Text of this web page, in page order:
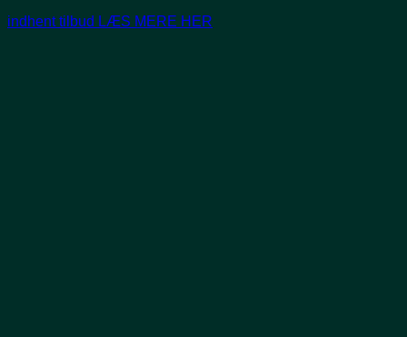
indhent tilbud LÆS MERE HER